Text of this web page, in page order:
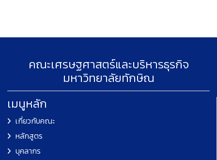
คณะเศรษฐศาสตร์และบริหารธุรกิจ
มหาวิทยาลัยทักษิณ
เมนูหลัก
เกี่ยวกับคณะ
หลักสูตร
บุคลากร